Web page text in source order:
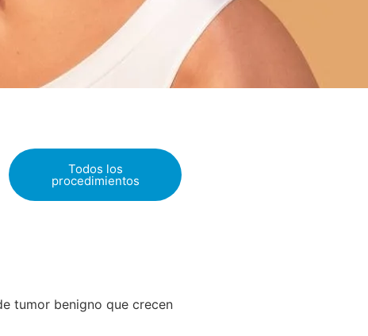
Todos los
procedimientos
tumor benigno que crecen